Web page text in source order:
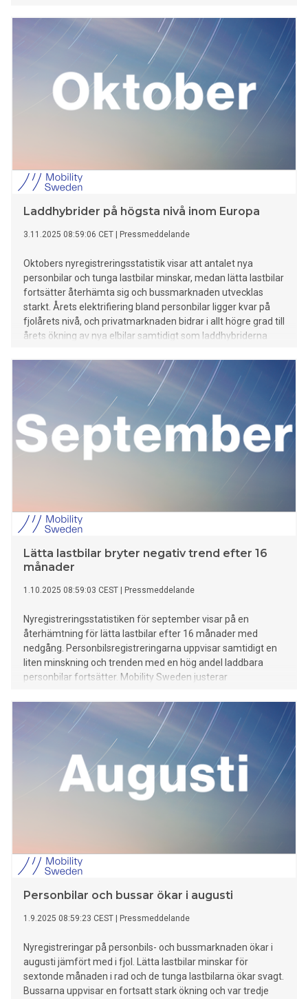
Laddhybrider på högsta nivå inom Europa
3.11.2025 08:59:06 CET Pressmeddelande
Oktobers nyregistreringsstatistik visar att antalet nya
personbilar och tunga lastbilar minskar, medan lätta lastbilar
fortsätter återhämta sig och bussmarknaden utvecklas
starkt. Årets elektrifiering bland personbilar ligger kvar på
fjolårets nivå, och privatmarknaden bidrar i allt högre grad till
årets ökning av nya elbilar samtidigt som laddhybriderna
Lätta lastbilar bryter negativ trend efter 16
månader
1.10.2025 08:59:03 CEST Pressmeddelande
Nyregistreringsstatistiken för september visar på en
återhämtning för lätta lastbilar efter 16 månader med
nedgång. Personbilsregistreringarna uppvisar samtidigt en
liten minskning och trenden med en hög andel laddbara
personbilar fortsätter. Mobility Sweden justerar
utveckling under året för personbilsmarknaden och en
svagare för lätta lastbilar. Även andelen el för båda
fordonsslag justeras ned, då årets elektrifieringstakt blivit
Personbilar och bussar ökar i augusti
1.9.2025 08:59:23 CEST Pressmeddelande
Nyregistreringar på personbils- och bussmarknaden ökar i
augusti jämfört med i fjol. Lätta lastbilar minskar för
sextonde månaden i rad och de tunga lastbilarna ökar svagt.
Bussarna uppvisar en fortsatt stark ökning och var tredje